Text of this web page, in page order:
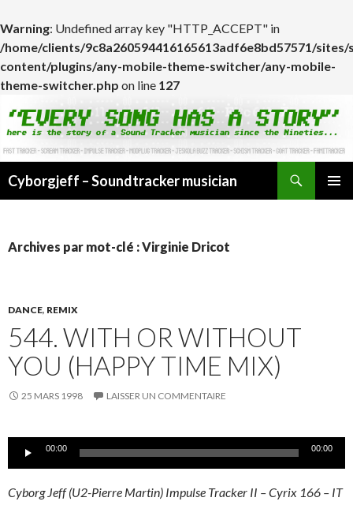
Warning: Undefined array key "HTTP_ACCEPT" in
/home/clients/9c8a260594416165613adf6e8bd57571/
content/plugins/any-mobile-theme-switcher/any-mobile-
theme-switcher.php on line 127
Cyborgjeff – Soundtracker musician
Archives par mot-clé : Virginie Dricot
DANCE, REMIX
544. WITH OR WITHOUT
YOU (HAPPY TIME MIX)
25 MARS 1998 LAISSER UN COMMENTAIRE
Lecteur00:00 00:00
Cyborg Jeff (U2-Pierre Martin) Impulse Tracker II – Cyrix 166 – IT